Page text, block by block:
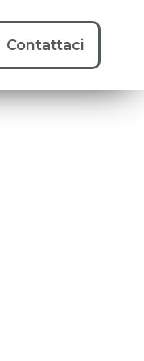
Contattaci